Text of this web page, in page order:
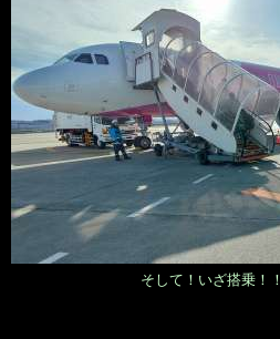
そして！いざ搭乗！！